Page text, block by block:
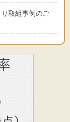
取組事例のご